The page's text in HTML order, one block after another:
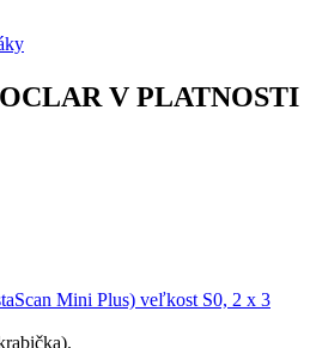
V PLATNOSTI
Mini Plus) veľkost S0, 2 x 3